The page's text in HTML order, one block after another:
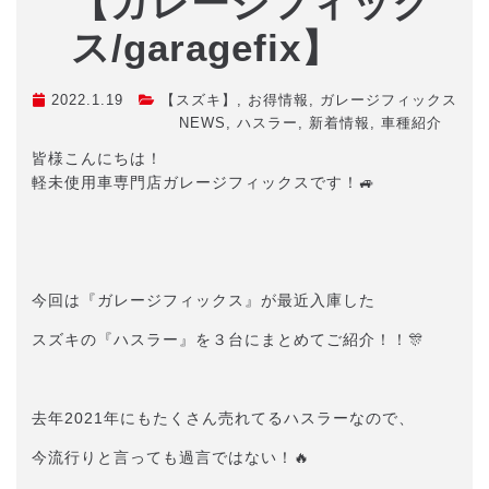
ス/garagefix】
2022.1.19 【スズキ】 , お得情報 , ガレージフィックス
NEWS , ハスラー , 新着情報 , 車種紹介
皆様こんにちは！
軽未使用車専門店ガレージフィックスです！🚙
今回は『ガレージフィックス』が最近入庫した
スズキの『ハスラー』を３台にまとめてご紹介！！🎊
去年2021年にもたくさん売れてるハスラーなので、
今流行りと言っても過言ではない！🔥